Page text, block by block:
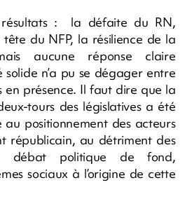
résultats : la défaite du RN,
tête du NFP, la résilience de la
aucune réponse claire
solide n’a pu se dégager entre
en présence. Il faut dire que la
tours des législatives a été
au positionnement des acteurs
républicain, au détriment des
débat politique de fond,
sociaux à l’origine de cette